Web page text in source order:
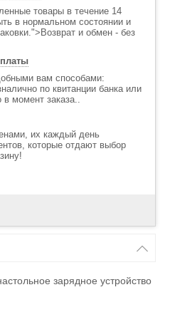
товары в течение 14
в нормальном состоянии и
и обмен - без
вам способами:
по квитанции банка или
в момент заказа..
их каждый день
которые отдают выбор
зарядное устройство